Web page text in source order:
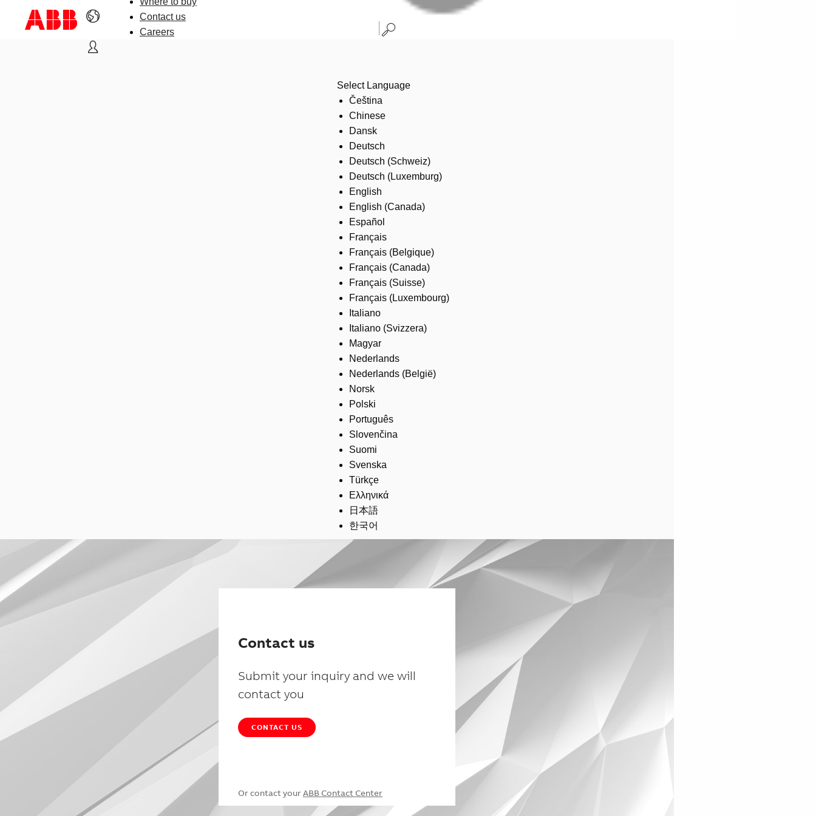
Contact us
Careers
Select Language
Čeština
Chinese
Dansk
Deutsch
Deutsch (Schweiz)
Deutsch (Luxemburg)
English
English (Canada)
Español
Français
Français (Belgique)
Français (Canada)
Français (Suisse)
Français (Luxembourg)
Italiano
Italiano (Svizzera)
Magyar
Nederlands
Nederlands (België)
Norsk
Polski
Português
Slovenčina
Suomi
Svenska
Türkçe
Ελληνικά
日本語
한국어
Contact us
Submit your inquiry and we will
contact you
CONTACT US
Or contact your ABB Contact Center